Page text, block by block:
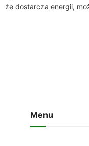
że dostarcza energii,
Menu